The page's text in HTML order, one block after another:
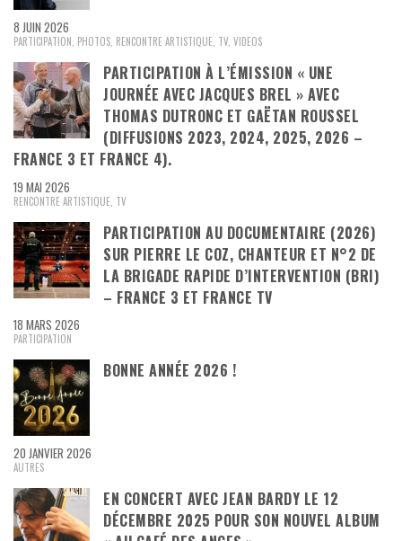
8 JUIN 2026
PARTICIPATION, PHOTOS, RENCONTRE ARTISTIQUE, TV, VIDEOS
PARTICIPATION À L’ÉMISSION « UNE
JOURNÉE AVEC JACQUES BREL » AVEC
THOMAS DUTRONC ET GAËTAN ROUSSEL
(DIFFUSIONS 2023, 2024, 2025, 2026 –
FRANCE 3 ET FRANCE 4).
19 MAI 2026
RENCONTRE ARTISTIQUE TV
PARTICIPATION AU DOCUMENTAIRE (2026)
SUR PIERRE LE COZ, CHANTEUR ET N°2 DE
LA BRIGADE RAPIDE D’INTERVENTION (BRI)
– FRANCE 3 ET FRANCE TV
18 MARS 2026
PARTICIPATION
BONNE ANNÉE 2026 !
20 JANVIER 2026
AUTRES
EN CONCERT AVEC JEAN BARDY LE 12
DÉCEMBRE 2025 POUR SON NOUVEL ALBUM